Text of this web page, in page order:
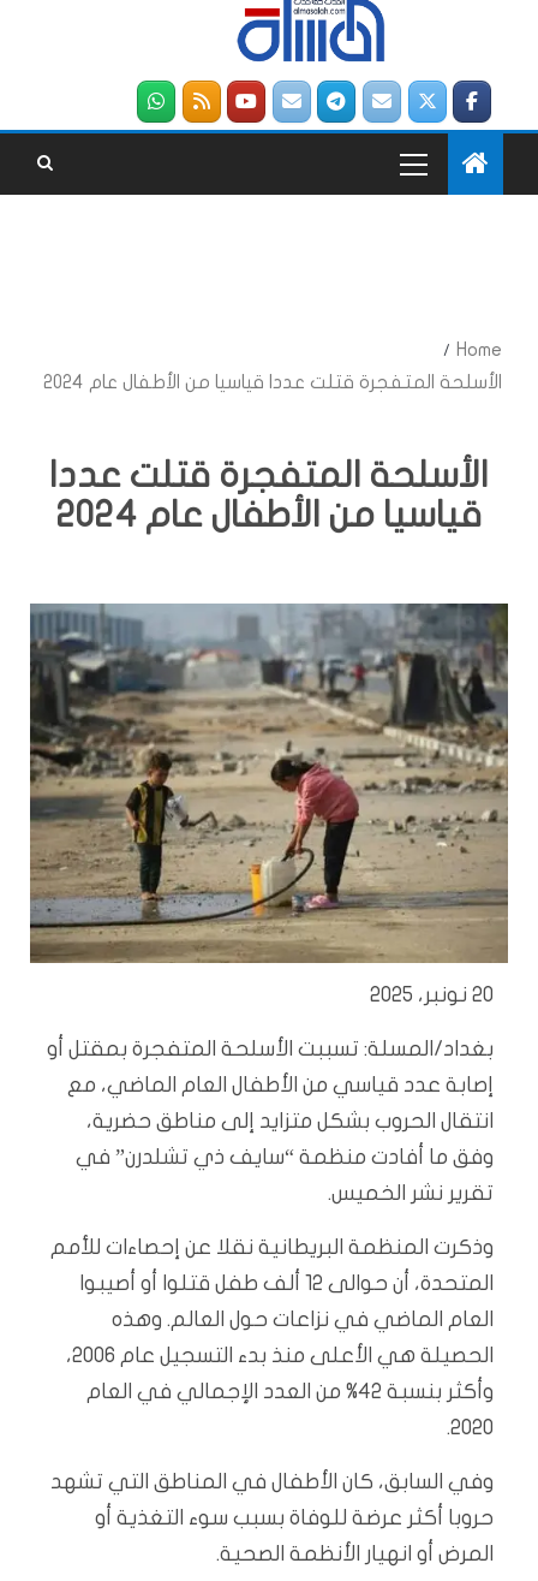
Home
الأسلحة المتفجرة قتلت عددا قياسيا من الأطفال عام 2024
الأسلحة المتفجرة قتلت عددا
قياسيا من الأطفال عام 2024
20 نونبر، 2025
بغداد/المسلة: تسببت الأسلحة المتفجرة بمقتل أو
إصابة عدد قياسي من الأطفال العام الماضي، مع
انتقال الحروب بشكل متزايد إلى مناطق حضرية،
وفق ما أفادت منظمة “سايف ذي تشلدرن” في
تقرير نشر الخميس.
وذكرت المنظمة البريطانية نقلا عن إحصاءات للأمم
المتحدة، أن حوالى 12 ألف طفل قتلوا أو أصيبوا
العام الماضي في نزاعات حول العالم. وهذه
الحصيلة هي الأعلى منذ بدء التسجيل عام 2006،
وأكثر بنسبة 42% من العدد الإجمالي في العام
2020.
وفي السابق، كان الأطفال في المناطق التي تشهد
حروبا أكثر عرضة للوفاة بسبب سوء التغذية أو
المرض أو انهيار الأنظمة الصحية.